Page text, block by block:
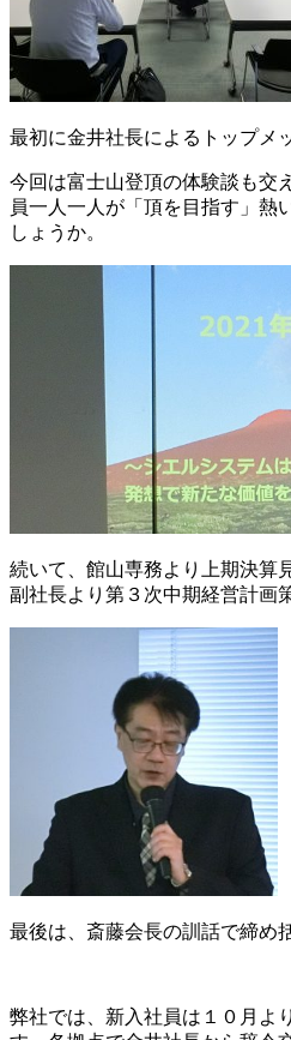
最初に金井社長によるトップメ
今回は富士山登頂の体験談も交
員一人一人が「頂を目指す」熱
しょうか。
続いて、館山専務より上期決算
副社長より第３次中期経営計画
最後は、斎藤会長の訓話で締め
弊社では、新入社員は１０月よ